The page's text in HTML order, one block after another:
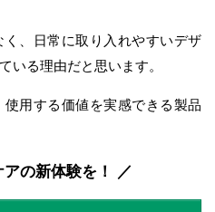
、日常に取り入れやすいデザ
いる理由だと思います。
用する価値を実感できる製品
の新体験を！ ／